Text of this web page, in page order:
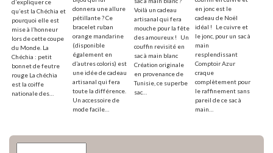
d’expliquer ce
qu’est la Chéchia et
pourquoi elle est
mise à l’honneur
lors de cette coupe
du Monde. La
Chéchia : petit
bonnet de feutre
rouge La chéchia
est la coiffe
nationale des…
donnera une allure
pétillante ? Ce
bracelet ruban
orange mandarine
(disponible
également en
d’autres coloris) est
une idée de cadeau
artisanal qui fera
toute la différence.
Un accessoire de
mode facile…
Voilà un cadeau
artisanal qui fera
mouche pour la fête
des amoureux ! Un
couffin revisité en
sac à main blanc
Création originale
en provenance de
Tunisie, ce superbe
sac…
en jonc est le
cadeau de Noël
idéal ! Le cuivre et
le jonc, pour un sac à
main
resplendissant
Comptoir Azur
craque
complètement pour
le raffinement sans
pareil de ce sac à
main…